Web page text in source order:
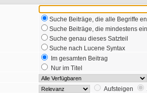
Suche Beiträge, die alle Begriffe
Suche Beiträge, die mindestens
Suche genau dieses Satzteil
Suche nach Lucene Syntax
Im gesamten Beitrag
Nur im Titel
Aufsteigen